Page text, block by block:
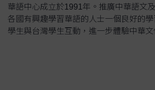
華語中心成立於1991年。推廣中華語文
各國有興趣學習華語的人士一個良好的
學生與台灣學生互動，進一步體驗中華文